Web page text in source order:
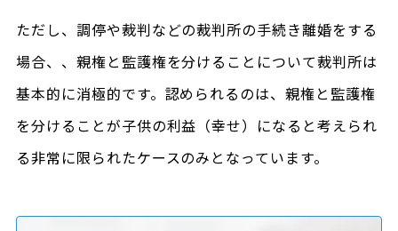
ただし、調停や裁判などの裁判所の手続き離婚をする
場合、、親権と監護権を分けることについて裁判所は
基本的に消極的です。認められるのは、親権と監護権
を分けることが子供の利益（幸せ）になると考えられ
る非常に限られたケースのみとなっています。